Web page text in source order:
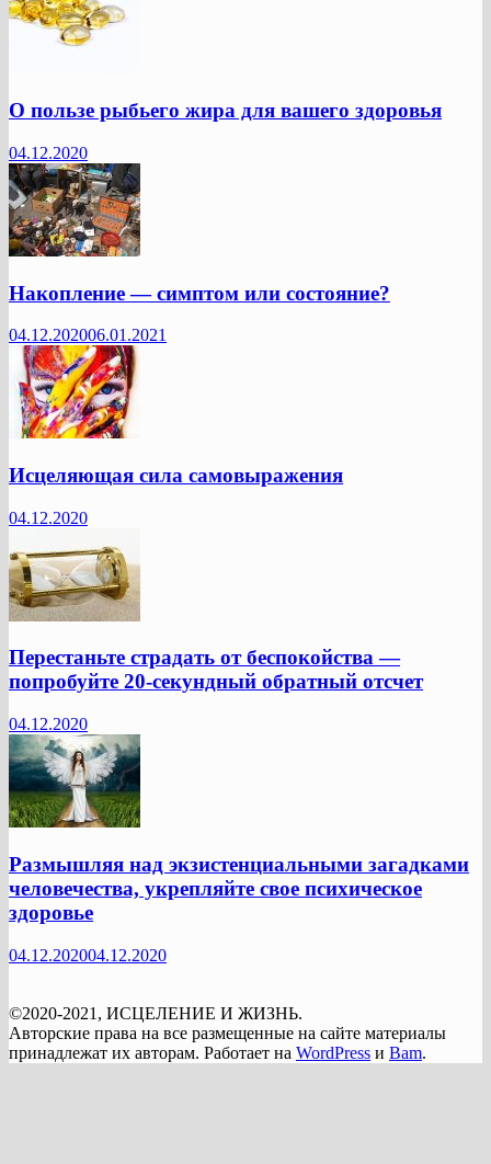
О пользе рыбьего жира для вашего здоровья
04.12.2020
Накопление — симптом или состояние?
04.12.202006.01.2021
Исцеляющая сила самовыражения
04.12.2020
Перестаньте страдать от беспокойства —
попробуйте 20-секундный обратный отсчет
04.12.2020
Размышляя над экзистенциальными загадками
человечества, укрепляйте свое психическое
здоровье
04.12.202004.12.2020
©2020-2021, ИСЦЕЛЕНИЕ И ЖИЗНЬ.
Авторские права на все размещенные на сайте материалы
принадлежат их авторам. Работает на WordPress и Bam.